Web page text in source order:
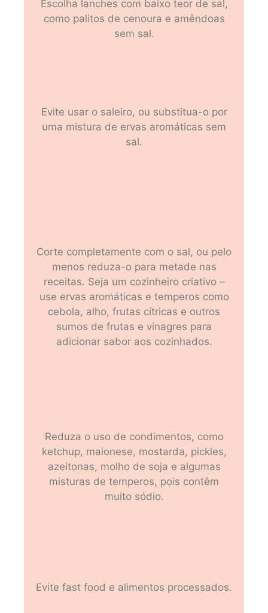
Escolha lanches com baixo teor de sal,
como palitos de cenoura e amêndoas
sem sal.
Evite usar o saleiro, ou substitua-o por
uma mistura de ervas aromáticas sem
sal.
Corte completamente com o sal, ou pelo
menos reduza-o para metade nas
receitas. Seja um cozinheiro criativo –
use ervas aromáticas e temperos como
cebola, alho, frutas cítricas e outros
sumos de frutas e vinagres para
adicionar sabor aos cozinhados.
Reduza o uso de condimentos, como
ketchup, maionese, mostarda, pickles,
azeitonas, molho de soja e algumas
misturas de temperos, pois contêm
muito sódio.
Evite fast food e alimentos processados.